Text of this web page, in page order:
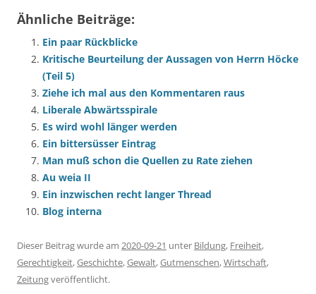
Ähnliche Beiträge:
Ein paar Rückblicke
Kritische Beurteilung der Aussagen von Herrn Höcke
(Teil 5)
Ziehe ich mal aus den Kommentaren raus
Liberale Abwärtsspirale
Es wird wohl länger werden
Ein bittersüsser Eintrag
Man muß schon die Quellen zu Rate ziehen
Au weia II
Ein inzwischen recht langer Thread
Blog interna
Dieser Beitrag wurde am 2020-09-21 unter Bildung, Freiheit,
Gerechtigkeit,Geschichte,Gewalt,Gutmenschen,Wirtschaft,
Zeitungveröffentlicht.